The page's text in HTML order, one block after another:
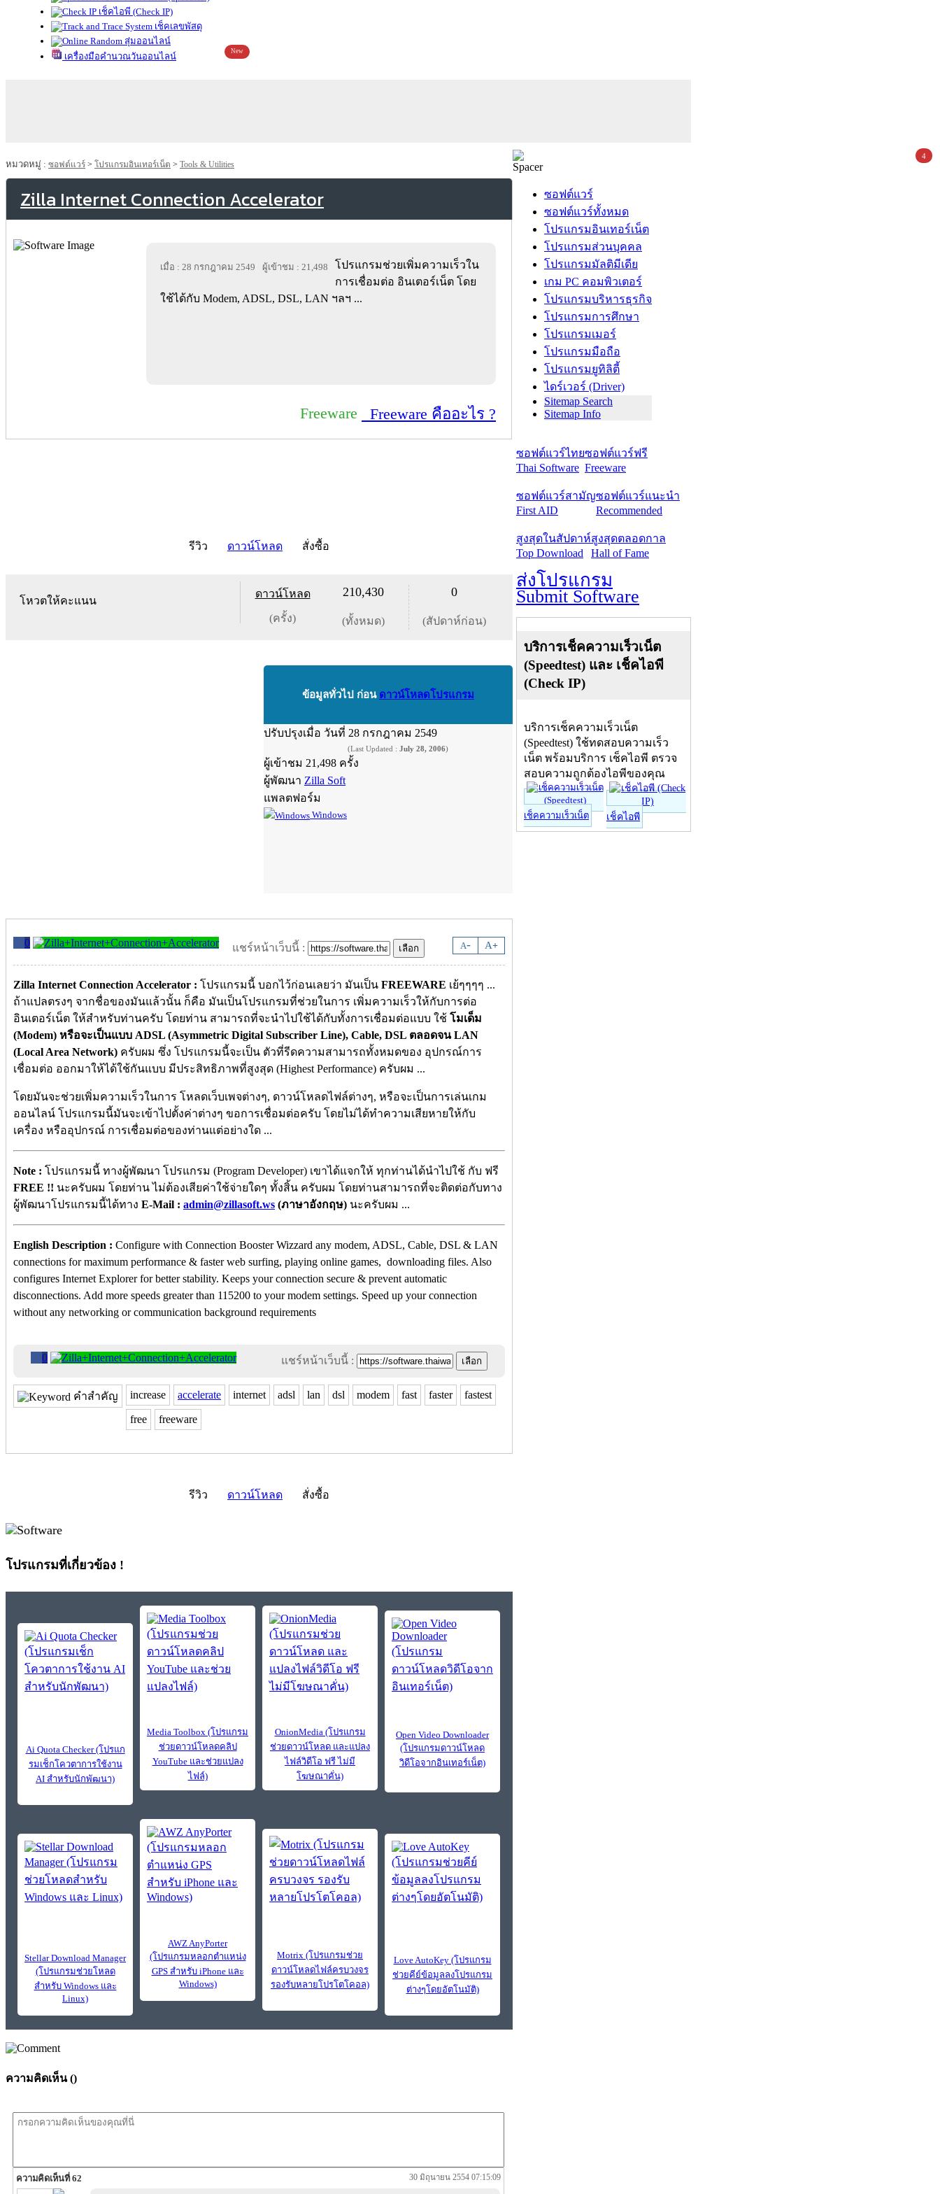
เช็คไอพี (Check IP)
เช็คเลขพัสดุ
สุ่มออนไลน์
เครื่องมือคำนวณวันออนไลน์
New
หมวดหมู่ : ซอฟต์แวร์ > โปรแกรมอินเทอร์เน็ต > Tools & Utilities
Zilla Internet Connection Accelerator
เมื่อ : 28 กรกฎาคม 2549 ผู้เข้าชม : 21,498
โปรแกรมช่วยเพิ่มความเร็วใน
การเชื่อมต่อ อินเตอร์เน็ต โดย
ใช้ได้กับ Modem, ADSL, DSL, LAN ฯลฯ ...
Freeware Freeware คืออะไร ?
รีวิว ดาวน์โหลด สั่งซื้อ
โหวตให้คะแนน
ดาวน์โหลด
(ครั้ง)
210,430
(ทั้งหมด)
0
(สัปดาห์ก่อน)
ข้อมูลทั่วไป ก่อน ดาวน์โหลดโปรแกรม
ปรับปรุงเมื่อ วันที่ 28 กรกฎาคม 2549
(Last Updated : July 28, 2006)
ผู้เข้าชม 21,498 ครั้ง
ผู้พัฒนา Zilla Soft
แพลตฟอร์ม
Windows
0 A- A+
แชร์หน้าเว็บนี้ :
Zilla Internet Connection Accelerator : โปรแกรมนี้ บอกไว้ก่อนเลยว่า มันเป็น FREEWARE เย้ๆๆๆๆ ...
ถ้าแปลตรงๆ จากชื่อของมันแล้วนั้น ก็คือ มันเป็นโปรแกรมที่ช่วยในการ เพิ่มความเร็วให้กับการต่อ
อินเตอร์เน็ต ให้สำหรับท่านครับ โดยท่าน สามารถที่จะนำไปใช้ได้กับทั้งการเชื่อมต่อแบบ ใช้ โมเด็ม
(Modem) หรือจะเป็นแบบ ADSL (Asymmetric Digital Subscriber Line), Cable, DSL ตลอดจน LAN
(Local Area Network) ครับผม ซึ่ง โปรแกรมนี้จะเป็น ตัวที่รีดความสามารถทั้งหมดของ อุปกรณ์การ
เชื่อมต่อ ออกมาให้ได้ใช้กันแบบ มีประสิทธิภาพที่สูงสุด (Highest Performance) ครับผม ...
โดยมันจะช่วยเพิ่มความเร็วในการ โหลดเว็บเพจต่างๆ, ดาวน์โหลดไฟล์ต่างๆ, หรือจะเป็นการเล่นเกม
ออนไลน์ โปรแกรมนี้มันจะเข้าไปตั้งค่าต่างๆ ขอการเชื่อมต่อครับ โดยไม่ได้ทำความเสียหายให้กับ
เครื่อง หรืออุปกรณ์ การเชื่อมต่อของท่านแต่อย่างใด ...
Note : โปรแกรมนี้ ทางผู้พัฒนา โปรแกรม (Program Developer) เขาได้แจกให้ ทุกท่านได้นำไปใช้ กับ ฟรี
FREE !! นะครับผม โดยท่าน ไม่ต้องเสียค่าใช้จ่ายใดๆ ทั้งสิ้น ครับผม โดยท่านสามารถที่จะติดต่อกับทาง
ผู้พัฒนาโปรแกรมนี้ได้ทาง E-Mail : admin@zillasoft.ws (ภาษาอังกฤษ) นะครับผม ...
English Description : Configure with Connection Booster Wizzard any modem, ADSL, Cable, DSL & LAN
connections for maximum performance & faster web surfing, playing online games, downloading files. Also
configures Internet Explorer for better stability. Keeps your connection secure & prevent automatic
disconnections. Add more speeds greater than 115200 to your modem settings. Speed up your connection
without any networking or communication background requirements
0 แชร์หน้าเว็บนี้ :
คำสำคัญ increase accelerate internet adsl lan dsl modem fast faster fastest
free freeware
รีวิว ดาวน์โหลด สั่งซื้อ
โปรแกรมที่เกี่ยวข้อง !
Ai Quota Checker (โปรแก
รมเช็กโควตาการใช้งาน
AI สำหรับนักพัฒนา)
Media Toolbox (โปรแกรม
ช่วยดาวน์โหลดคลิป
YouTube และช่วยแปลง
ไฟล์)
OnionMedia (โปรแกรม
ช่วยดาวน์โหลด และแปลง
ไฟล์วิดีโอ ฟรี ไม่มี
โฆษณาคั่น)
Open Video Downloader
(โปรแกรมดาวน์โหลด
วิดีโอจากอินเทอร์เน็ต)
Stellar Download Manager
(โปรแกรมช่วยโหลด
สำหรับ Windows และ
Linux)
AWZ AnyPorter
(โปรแกรมหลอกตำแหน่ง
GPS สำหรับ iPhone และ
Windows)
Motrix (โปรแกรมช่วย
ดาวน์โหลดไฟล์ครบวงจร
รองรับหลายโปรโตโคอล)
Love AutoKey (โปรแกรม
ช่วยคีย์ข้อมูลลงโปรแกรม
ต่างๆโดยอัตโนมัติ)
ความคิดเห็น ()
ความคิดเห็นที่ 62 30 มิถุนายน 2554 07:15:09
ซอฟต์แวร์
ซอฟต์แวร์ทั้งหมด
โปรแกรมอินเทอร์เน็ต
โปรแกรมส่วนบุคคล
โปรแกรมมัลติมีเดีย
เกม PC คอมพิวเตอร์
โปรแกรมบริหารธุรกิจ
โปรแกรมการศึกษา
โปรแกรมเมอร์
โปรแกรมมือถือ
โปรแกรมยูทิลิตี้
ไดร์เวอร์ (Driver)
Sitemap Search
Sitemap Info
ซอฟต์แวร์ไทย
Thai Software
ซอฟต์แวร์ฟรี
Freeware
ซอฟต์แวร์สามัญ
First AID
ซอฟต์แวร์แนะนำ
Recommended
สูงสุดในสัปดาห์
Top Download
สูงสุดตลอดกาล
Hall of Fame
ส่งโปรแกรม
Submit Software
บริการเช็คความเร็วเน็ต
(Speedtest) และ เช็คไอพี
(Check IP)
บริการเช็คความเร็วเน็ต
(Speedtest) ใช้ทดสอบความเร็ว
เน็ต พร้อมบริการ เช็คไอพี ตรวจ
สอบความถูกต้องไอพีของคุณ
เช็คความเร็วเน็ต เช็คไอพี
4